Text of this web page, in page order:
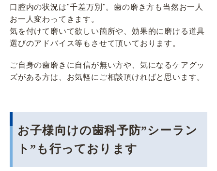
口腔内の状況は"千差万別"。歯の磨き方も当然お一人
お一人変わってきます。
気を付けて磨いて欲しい箇所や、効果的に磨ける道具
選びのアドバイス等もさせて頂いております。
ご自身の歯磨きに自信が無い方や、気になるケアグッ
ズがある方は、お気軽にご相談頂ければと思います。
お子様向けの歯科予防”シーラン
ト”も行っております